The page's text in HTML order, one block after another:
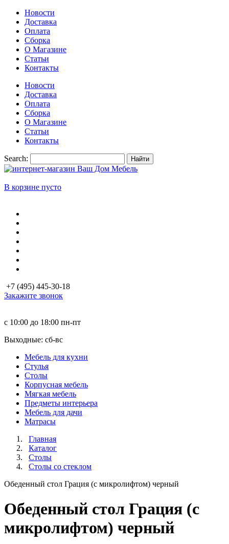
Новости
Доставка
Оплата
Сборка
О Магазине
Статьи
Контакты
Новости
Доставка
Оплата
Сборка
О Магазине
Статьи
Контакты
Search: Найти
В корзине пусто
+7 (495) 445-30-18
Закажите звонок
с 10:00 до 18:00 пн-пт
Выходные: сб-вc
Мебель для кухни
Стулья
Столы
Корпусная мебель
Мягкая мебель
Предметы интерьера
Мебель для дачи
Матраcы
Главная
Каталог
Столы
Столы со стеклом
Обеденный стол Грация (с микролифтом) черный
Обеденный стол Грация (с
микролифтом) черный